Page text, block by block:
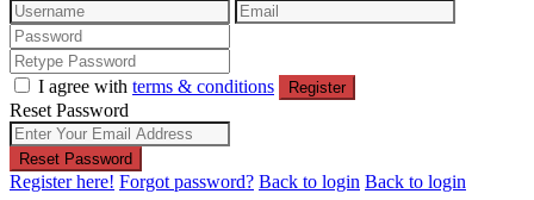
I agree with terms & conditions Register
Reset Password
Reset Password
Register here! Forgot password? Back to login Back to login